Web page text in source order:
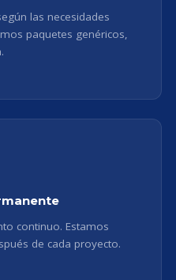
las necesidades
paquetes genéricos,
continuo. Estamos
de cada proyecto.